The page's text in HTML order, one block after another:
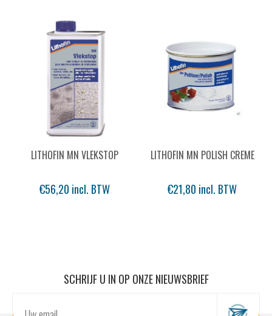
LITHOFIN MN VLEKSTOP
€56,20 incl. BTW
LITHOFIN MN POLISH CREME
€21,80 incl. BTW
SCHRIJF U IN OP ONZE NIEUWSBRIEF